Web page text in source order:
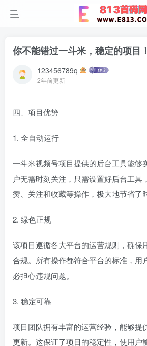
你不能错过一斗米，稳定的项目！
123456789q
2年前更新
四、项目优势
1. 全自动运行
一斗米视频号项目提供的后台工具能够
户无需时刻关注，只需设置好后台工具
赞、关注和收藏等操作，极大地节省了
2. 绿色正规
该项目遵循各大平台的运营规则，确保
合规。所有操作都符合平台的标准，用
必担心违规问题。
3. 稳定可靠
项目团队拥有丰富的运营经验，能够提
更新。这保证了项目的稳定性，使用户